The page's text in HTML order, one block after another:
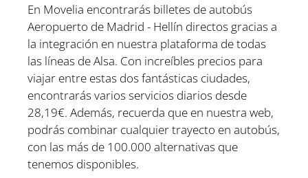
En Movelia encontrarás billetes de autobús
Aeropuerto de Madrid - Hellín directos gracias a
la integración en nuestra plataforma de todas
las líneas de Alsa. Con increíbles precios para
viajar entre estas dos fantásticas ciudades,
encontrarás varios servicios diarios desde
28,19€. Además, recuerda que en nuestra web,
podrás combinar cualquier trayecto en autobús,
con las más de 100.000 alternativas que
tenemos disponibles.